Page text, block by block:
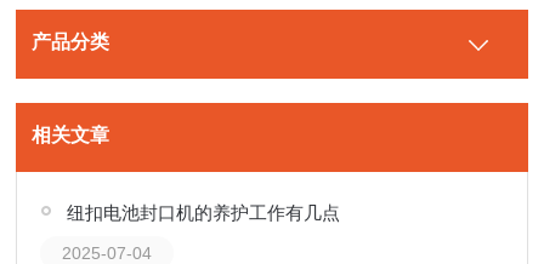
产品分类
相关文章
纽扣电池封口机的养护工作有几点
2025-07-04